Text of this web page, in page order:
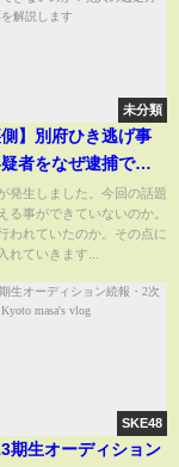
未分類
側】別府ひき逃げ事
者をなぜ逮捕でき
人の逃走方法や警
説します
発生しました。今回の話題
る事ができていないのか。
われていたのか。その点に
れていきます...
SKE48
期生オーディション